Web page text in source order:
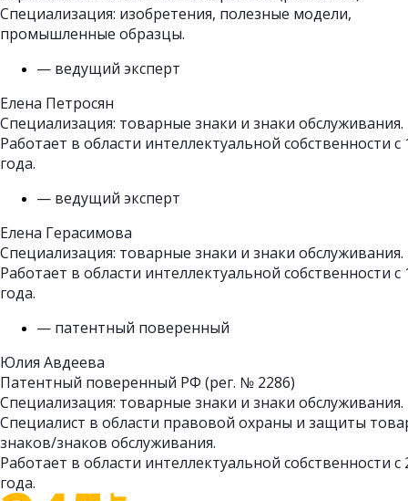
Специализация: изобретения, полезные модели,
промышленные образцы.
— ведущий эксперт
Елена Петросян
Специализация: товарные знаки и знаки обслуживания.
Работает в области интеллектуальной собственности с
года.
— ведущий эксперт
Елена Герасимова
Специализация: товарные знаки и знаки обслуживания.
Работает в области интеллектуальной собственности с
года.
— патентный поверенный
Юлия Авдеева
Патентный поверенный РФ (рег. № 2286)
Специализация: товарные знаки и знаки обслуживания.
Специалист в области правовой охраны и защиты
знаков/знаков обслуживания.
Работает в области интеллектуальной собственности с
года.